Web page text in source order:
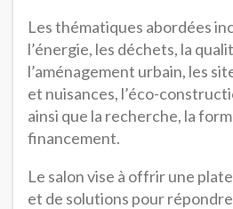
Les thématiques abordées
l’énergie, les déchets, la
l’aménagement urbain, les
et nuisances, l’éco-
ainsi que la recherche, la
financement.
Le salon vise à offrir une
et de solutions pour